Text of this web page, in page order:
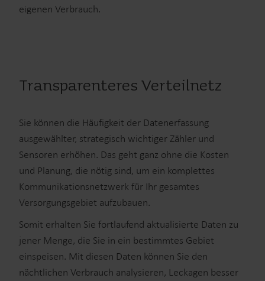
eigenen Verbrauch.
Transparenteres Verteilnetz
Sie können die Häufigkeit der Datenerfassung
ausgewählter, strategisch wichtiger Zähler und
Sensoren erhöhen. Das geht ganz ohne die Kosten
und Planung, die nötig sind, um ein komplettes
Kommunikationsnetzwerk für Ihr gesamtes
Versorgungsgebiet aufzubauen.
Somit erhalten Sie fortlaufend aktualisierte Daten zu
jener Menge, die Sie in ein bestimmtes Gebiet
einspeisen. Mit diesen Daten können Sie den
nächtlichen Verbrauch analysieren, Leckagen besser